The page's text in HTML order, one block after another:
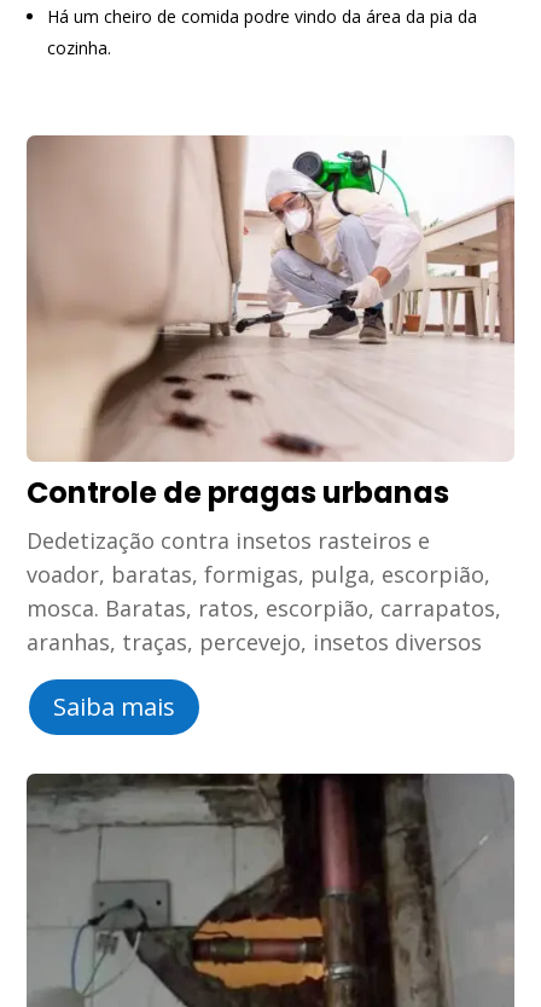
Há um cheiro de comida podre vindo da área da pia da
cozinha.
Controle de pragas urbanas
Dedetização contra insetos rasteiros e
voador, baratas, formigas, pulga, escorpião,
mosca. Baratas, ratos, escorpião, carrapatos,
aranhas, traças, percevejo, insetos diversos
Saiba mais